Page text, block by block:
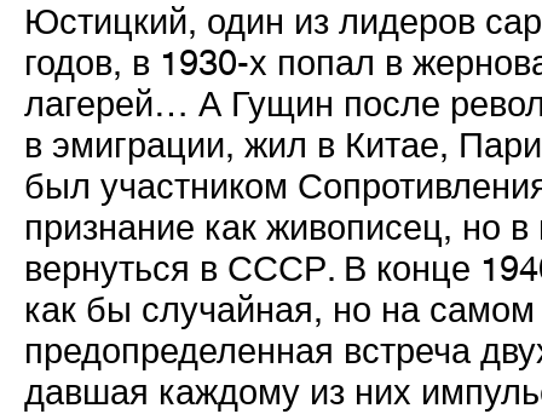
Юстицкий, один из лидеров
годов, в 1930-х попал в
лагерей… А Гущин после
в эмиграции, жил в Китае,
был участником
признание как живописец, но
вернуться в СССР. В конце
как бы случайная, но на
предопределенная встреча
давшая каждому из них